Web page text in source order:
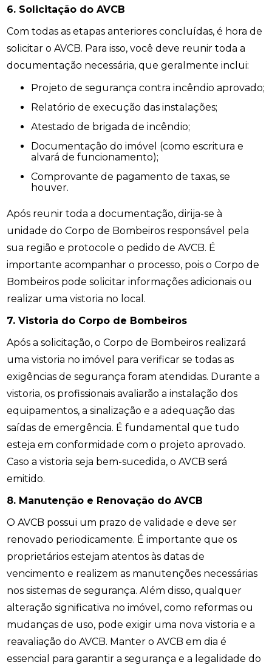
6. Solicitação do AVCB
Com todas as etapas anteriores concluídas, é hora de
solicitar o AVCB. Para isso, você deve reunir toda a
documentação necessária, que geralmente inclui:
Projeto de segurança contra incêndio aprovado;
Relatório de execução das instalações;
Atestado de brigada de incêndio;
Documentação do imóvel (como escritura e
alvará de funcionamento);
Comprovante de pagamento de taxas, se
houver.
Após reunir toda a documentação, dirija-se à
unidade do Corpo de Bombeiros responsável pela
sua região e protocole o pedido de AVCB. É
importante acompanhar o processo, pois o Corpo de
Bombeiros pode solicitar informações adicionais ou
realizar uma vistoria no local.
7. Vistoria do Corpo de Bombeiros
Após a solicitação, o Corpo de Bombeiros realizará
uma vistoria no imóvel para verificar se todas as
exigências de segurança foram atendidas. Durante a
vistoria, os profissionais avaliarão a instalação dos
equipamentos, a sinalização e a adequação das
saídas de emergência. É fundamental que tudo
esteja em conformidade com o projeto aprovado.
Caso a vistoria seja bem-sucedida, o AVCB será
emitido.
8. Manutenção e Renovação do AVCB
O AVCB possui um prazo de validade e deve ser
renovado periodicamente. É importante que os
proprietários estejam atentos às datas de
vencimento e realizem as manutenções necessárias
nos sistemas de segurança. Além disso, qualquer
alteração significativa no imóvel, como reformas ou
mudanças de uso, pode exigir uma nova vistoria e a
reavaliação do AVCB. Manter o AVCB em dia é
essencial para garantir a segurança e a legalidade do